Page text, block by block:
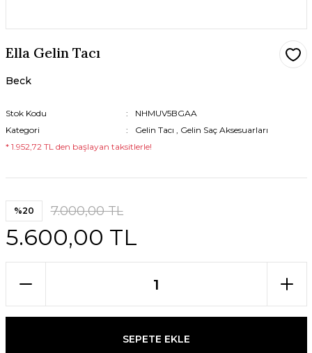
Ella Gelin Tacı
Beck
Stok Kodu
NHMUV5BGAA
Kategori
Gelin Tacı , Gelin Saç Aksesuarları
* 1.952,72 TL den başlayan taksitlerle!
%20 7.000,00 TL
5.600,00 TL
SEPETE EKLE